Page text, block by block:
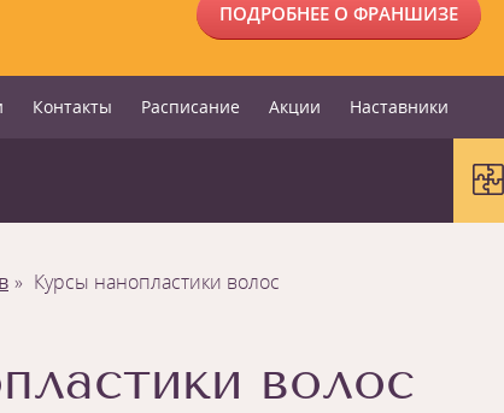
ПОДРОБНЕЕ О ФРАНШИЗЕ
Контакты Расписание Акции Наставники
Курсы нанопластики волос
волос